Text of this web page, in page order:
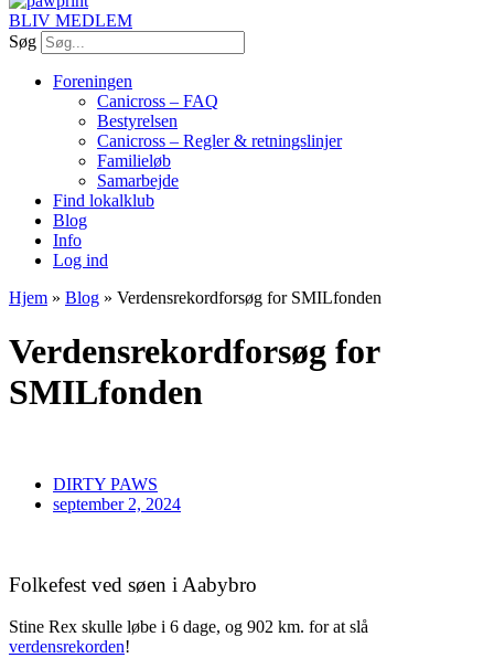
BLIV MEDLEM
Søg
Foreningen
Canicross – FAQ
Bestyrelsen
Canicross – Regler & retningslinjer
Familieløb
Samarbejde
Find lokalklub
Blog
Info
Log ind
Hjem » Blog » Verdensrekordforsøg for SMILfonden
Verdensrekordforsøg for
SMILfonden
DIRTY PAWS
september 2, 2024
Folkefest ved søen i Aabybro
Stine Rex skulle løbe i 6 dage, og 902 km. for at slå
verdensrekorden!